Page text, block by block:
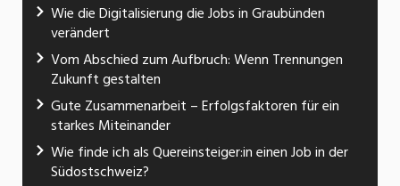
Wie die Digitalisierung die Jobs in Graubünden
verändert
Vom Abschied zum Aufbruch: Wenn Trennungen
Zukunft gestalten
Gute Zusammenarbeit – Erfolgsfaktoren für ein
starkes Miteinander
Wie finde ich als Quereinsteiger:in einen Job in der
Südostschweiz?